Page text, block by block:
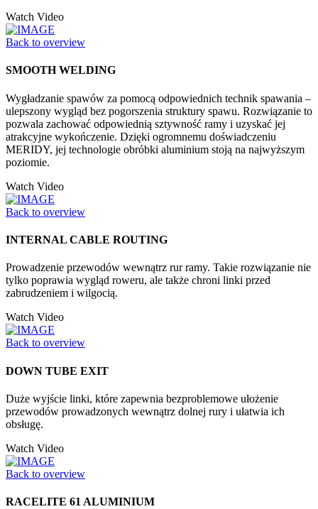
Watch Video
Back to overview
SMOOTH WELDING
Wygładzanie spawów za pomocą odpowiednich technik spawania –
ulepszony wygląd bez pogorszenia struktury spawu. Rozwiązanie to
pozwala zachować odpowiednią sztywność ramy i uzyskać jej
atrakcyjne wykończenie. Dzięki ogromnemu doświadczeniu
MERIDY, jej technologie obróbki aluminium stoją na najwyższym
poziomie.
Watch Video
Back to overview
INTERNAL CABLE ROUTING
Prowadzenie przewodów wewnątrz rur ramy. Takie rozwiązanie nie
tylko poprawia wygląd roweru, ale także chroni linki przed
zabrudzeniem i wilgocią.
Watch Video
Back to overview
DOWN TUBE EXIT
Duże wyjście linki, które zapewnia bezproblemowe ułożenie
przewodów prowadzonych wewnątrz dolnej rury i ułatwia ich
obsługę.
Watch Video
Back to overview
RACELITE 61 ALUMINIUM